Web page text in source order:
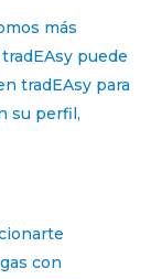
más
puede
tradEAsy para
su perfil,
con